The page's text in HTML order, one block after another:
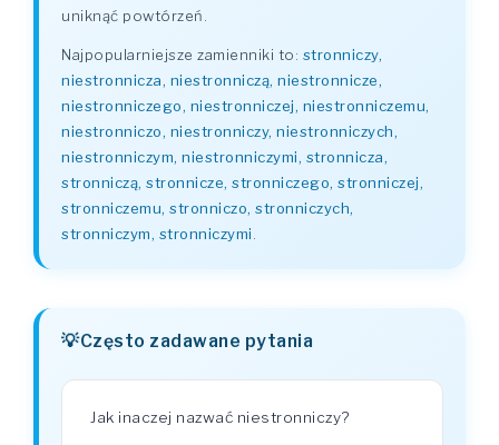
uniknąć powtórzeń.
Najpopularniejsze zamienniki to: stronniczy,
niestronnicza, niestronniczą, niestronnicze,
niestronniczego, niestronniczej, niestronniczemu,
niestronniczo, niestronniczy, niestronniczych,
niestronniczym, niestronniczymi, stronnicza,
stronniczą, stronnicze, stronniczego, stronniczej,
stronniczemu, stronniczo, stronniczych,
stronniczym, stronniczymi
Często zadawane pytania
Jak inaczej nazwać niestronniczy?